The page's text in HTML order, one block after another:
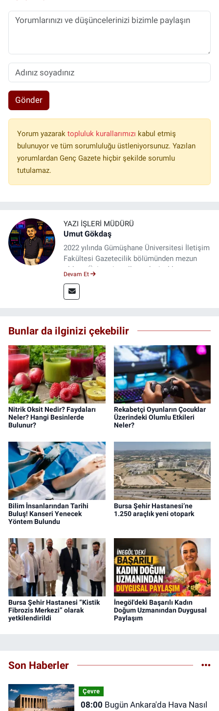
Gönder
Yorum yazarak topluluk kurallarımızı kabul etmiş
bulunuyor ve tüm sorumluluğu üstleniyorsunuz. Yazılan
yorumlardan Genç Gazete hiçbir şekilde sorumlu
tutulamaz.
YAZI İŞLERI MÜDÜRÜ
Umut Gökdaş
2022 yılında Gümüşhane Üniversitesi İletişim
Fakültesi Gazetecilik bölümünden mezun
oldum. Üniversite yıllarımda 4 yıl boyunca
saha deneyimi kazandım. 2023 yılından beri
Genç Gazete'de okurlarımıza haber
Devam Et
Bunlar da ilginizi çekebilir
Nitrik Oksit Nedir? Faydaları
Neler? Hangi Besinlerde
Bulunur?
Rekabetçi Oyunların Çocuklar
Üzerindeki Olumlu Etkileri
Neler?
Bilim İnsanlarından Tarihi
Buluş! Kanseri Yenecek
Yöntem Bulundu
Bursa Şehir Hastanesi’ne
1.250 araçlık yeni otopark
Bursa Şehir Hastanesi “Kistik
Fibrozis Merkezi” olarak
yetkilendirildi
İnegöl'deki Başarılı Kadın
Doğum Uzmanından Duygusal
Paylaşım
Son Haberler
Çevre
08:00